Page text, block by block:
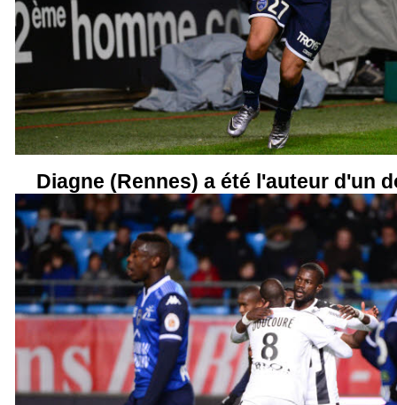
Diagne (Rennes) a été l'auteur d'un